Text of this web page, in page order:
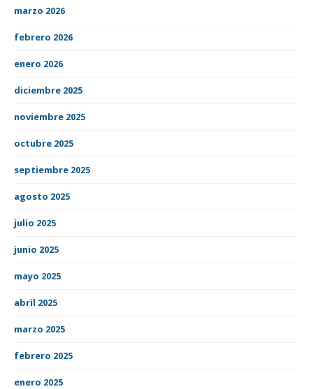
marzo 2026
febrero 2026
enero 2026
diciembre 2025
noviembre 2025
octubre 2025
septiembre 2025
agosto 2025
julio 2025
junio 2025
mayo 2025
abril 2025
marzo 2025
febrero 2025
enero 2025